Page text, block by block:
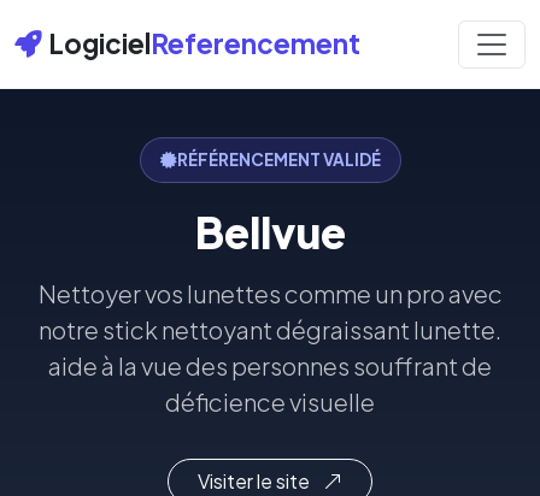
LogicielReferencement
RÉFÉRENCEMENT VALIDÉ
Bellvue
Nettoyer vos lunettes comme un pro avec
notre stick nettoyant dégraissant lunette.
aide à la vue des personnes souffrant de
déficience visuelle
Visiter le site